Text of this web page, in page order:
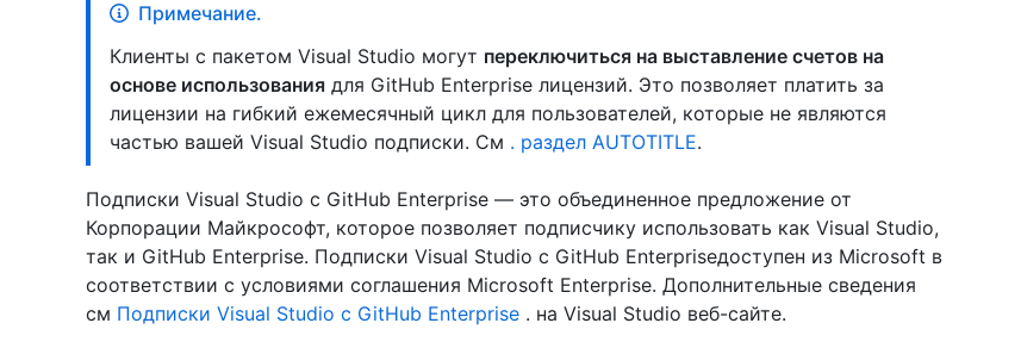
Примечание.
Клиенты с пакетом Visual Studio могут переключиться на выставление счетов на
основе использования для GitHub Enterprise лицензий. Это позволяет платить за
лицензии на гибкий ежемесячный цикл для пользователей, которые не являются
частью вашей Visual Studio подписки. См . раздел AUTOTITLE.
Подписки Visual Studio с GitHub Enterprise — это объединенное предложение от
Корпорации Майкрософт, которое позволяет подписчику использовать как Visual Studio,
так и GitHub Enterprise. Подписки Visual Studio с GitHub Enterpriseдоступен из Microsoft в
соответствии с условиями соглашения Microsoft Enterprise. Дополнительные сведения
см Подписки Visual Studio с GitHub Enterprise . на Visual Studio веб-сайте.